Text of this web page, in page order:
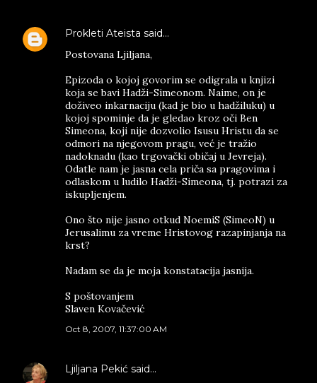
Prokleti Ateista said…
Postovana Ljiljana,
Epizоda o kojoj govorim se odigrala u knjizi
koja se bavi Hadži-Simeonom. Naime, on je
doživeo inkarnaciju (kad je bio u hadžiluku) u
kojoj spominje da je gledao kroz oči Ben
Simeona, koji nije dozvolio Isusu Hristu da se
odmori na njegovom pragu, već je tražio
nadoknadu (kao trgovački običaj u Jevreja).
Odatle nam je jasna cela priča sa pragovima i
odlaskom u ludilo Hadži-Simeona, tj. potrazi za
iskupljenjem.
Ono što nije jasno otkud NoemiS (SimeoN) u
Jerusalimu za vreme Hristovog razapinjanja na
krst?
Nadam se da je moja konstatacija jasnija.
S poštovanjem
Slaven Kovačević
Oct 8, 2007, 11:37:00 AM
Ljiljana Pekić said…